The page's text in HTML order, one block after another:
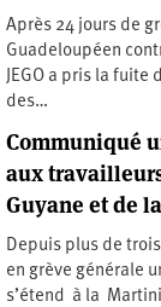
Après 24 jours de
Guadeloupéen
JEGO a pris la
des…
Communiqué
aux
Guyane et de
Depuis plus de
en grève générale
s’étend à la